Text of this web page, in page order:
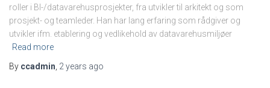
roller i BI-/datavarehusprosjekter, fra utvikler til arkitekt og som
prosjekt- og teamleder. Han har lang erfaring som rådgiver og
utvikler ifm. etablering og vedlikehold av datavarehusmiljøer
Read more
By ccadmin, 2 years ago